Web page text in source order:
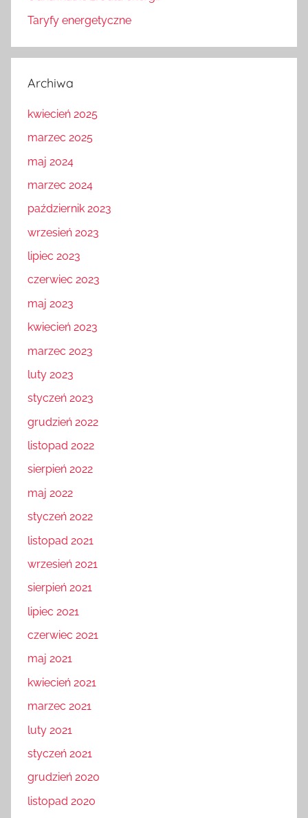
Taryfy energetyczne
Archiwa
kwiecień 2025
marzec 2025
maj 2024
marzec 2024
październik 2023
wrzesień 2023
lipiec 2023
czerwiec 2023
maj 2023
kwiecień 2023
marzec 2023
luty 2023
styczeń 2023
grudzień 2022
listopad 2022
sierpień 2022
maj 2022
styczeń 2022
listopad 2021
wrzesień 2021
sierpień 2021
lipiec 2021
czerwiec 2021
maj 2021
kwiecień 2021
marzec 2021
luty 2021
styczeń 2021
grudzień 2020
listopad 2020